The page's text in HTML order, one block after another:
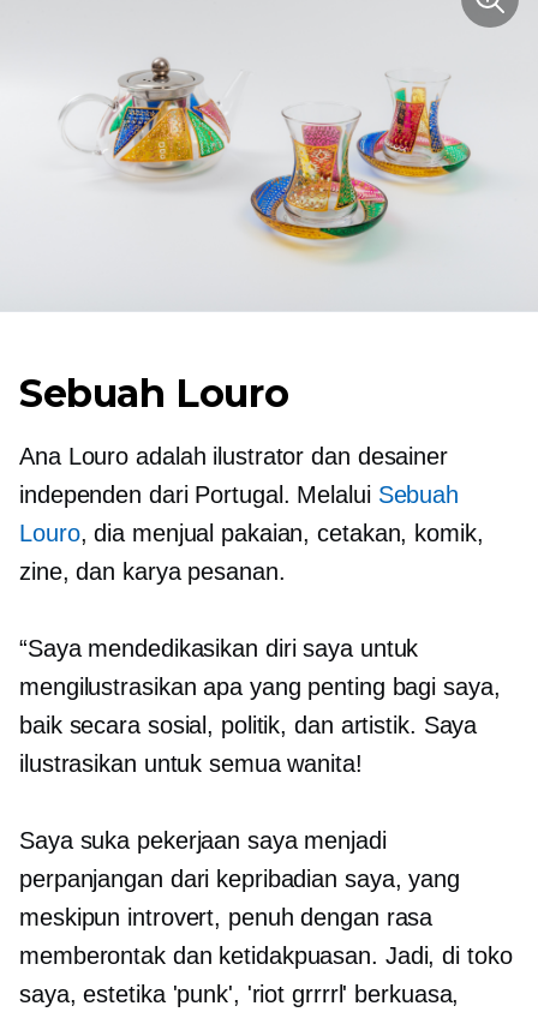
Sebuah Louro
Ana Louro adalah ilustrator dan desainer
independen dari Portugal. Melalui Sebuah
Louro, dia menjual pakaian, cetakan, komik,
zine, dan karya pesanan.
“Saya mendedikasikan diri saya untuk
mengilustrasikan apa yang penting bagi saya,
baik secara sosial, politik, dan artistik. Saya
ilustrasikan untuk semua wanita!
Saya suka pekerjaan saya menjadi
perpanjangan dari kepribadian saya, yang
meskipun introvert, penuh dengan rasa
memberontak dan ketidakpuasan. Jadi, di toko
saya, estetika 'punk', 'riot grrrrl' berkuasa,